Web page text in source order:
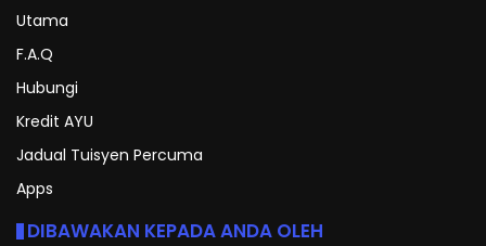
Utama
F.A.Q
Hubungi
Kredit AYU
Jadual Tuisyen Percuma
Apps
DIBAWAKAN KEPADA ANDA OLEH